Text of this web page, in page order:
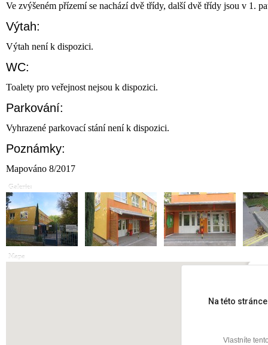
Ve zvýšeném přízemí se nachází dvě třídy, další dvě třídy jsou v 1.
Výtah:
Výtah není k dispozici.
WC:
Toalety pro veřejnost nejsou k dispozici.
Parkování:
Vyhrazené parkovací stání není k dispozici.
Poznámky:
Mapováno 8/2017
Galerie:
Mapa
Na této
Vlastníte